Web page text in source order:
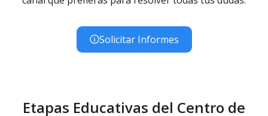
Solicitar Informes
Etapas Educativas del Centro de